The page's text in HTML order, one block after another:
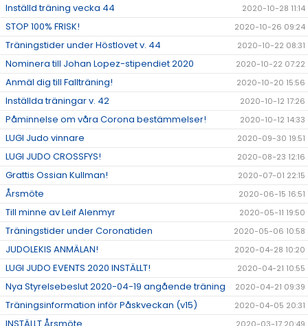
Inställd träning vecka 44 2020-10-28 11:14
STOP 100% FRISK! 2020-10-26 09:24
Träningstider under Höstlovet v. 44 2020-10-22 08:31
Nominera till Johan Lopez-stipendiet 2020 2020-10-22 07:22
Anmäl dig till Fallträning! 2020-10-20 15:56
Inställda träningar v. 42 2020-10-12 17:26
Påminnelse om våra Corona bestämmelser! 2020-10-12 14:33
LUGI Judo vinnare 2020-09-30 19:51
LUGI JUDO CROSSFYS! 2020-08-23 12:16
Grattis Ossian Kullman! 2020-07-01 22:15
Årsmöte 2020-06-15 16:51
Till minne av Leif Alenmyr 2020-05-11 19:50
Träningstider under Coronatiden 2020-05-06 10:58
JUDOLEKIS ANMÄLAN! 2020-04-28 10:20
LUGI JUDO EVENTS 2020 INSTÄLLT! 2020-04-21 10:55
Nya Styrelsebeslut 2020-04-19 angående träning 2020-04-21 09:39
Träningsinformation inför Påskveckan (v15) 2020-04-05 20:31